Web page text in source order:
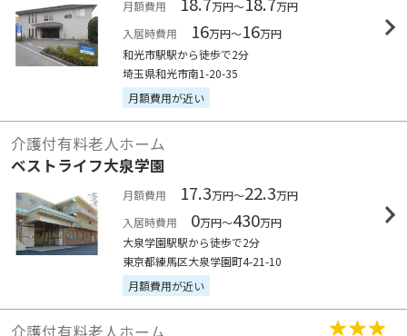
月額費用 万円～
万円
入居時費用
16万円～16万円
和光市駅駅から徒歩で2分
埼玉県和光市南1-20-35
月額費用が近い
介護付有料老人ホーム
ベストライフ大泉学園
月額費用 17.3万円～22.3万円
入居時費用
0万円～430万円
大泉学園駅駅から徒歩で2分
東京都練馬区大泉学園町4-21-10
月額費用が近い
介護付有料老人ホーム